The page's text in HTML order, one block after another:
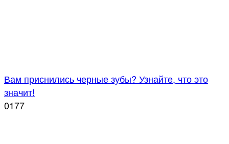
Вам приснились черные зубы? Узнайте, что это
значит!
0177